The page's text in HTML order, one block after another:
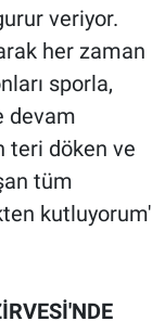
veriyor.
her zaman
sporla,
devam
teri döken ve
tüm
kutluyorum'